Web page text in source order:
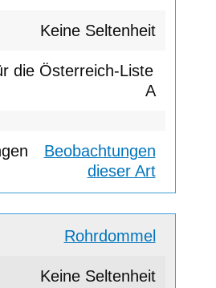
Keine Seltenheit
A
Beobachtungen
dieser Art
Rohrdommel
Keine Seltenheit